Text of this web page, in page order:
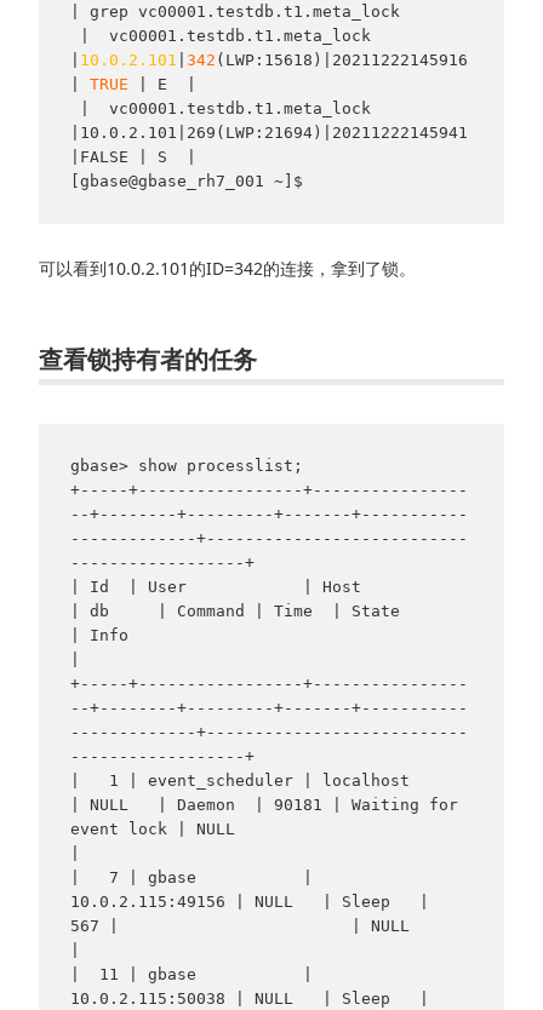
| grep vc00001.testdb.t1.meta_lock
10.0.2.101 342 (LWP:15618)|20211222145916
TRUE
| E  |
|10.0.2.101|269(LWP:21694)|20211222145941
|FALSE | S  |
可以看到10.0.2.101的ID=342的连接，拿到了锁。
查看锁持有者的任务
gbase> show processlist;
+-----+-----------------+----------------
--+--------+---------+-------+-----------
-------------+---------------------------
------------------+
| Id  | User            | Host
| db     | Command | Time  | State
| Info
+-----+-----------------+----------------
--+--------+---------+-------+-----------
-------------+---------------------------
------------------+
|   1 | event_scheduler | localhost
| NULL   | Daemon  | 90181 | Waiting for
event lock | NULL
|   7 | gbase           |
10.0.2.115:49156 | NULL   | Sleep   |
567 |                        | NULL
|  11 | gbase           |
10.0.2.115:50038 | NULL   | Sleep   |